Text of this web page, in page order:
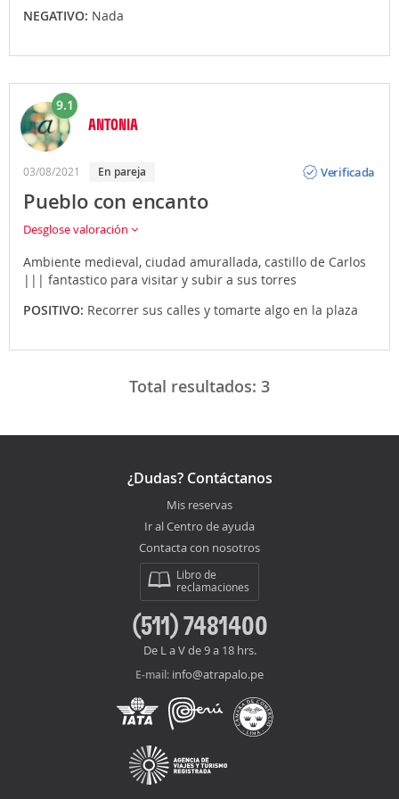
NEGATIVO: Nada
9.1
ANTONIA
03/08/2021 En pareja
Verificada
Pueblo con encanto
Desglose valoración
Ambiente medieval, ciudad amurallada, castillo de Carlos
||| fantastico para visitar y subir a sus torres
POSITIVO: Recorrer sus calles y tomarte algo en la plaza
Total resultados: 3
¿Dudas? Contáctanos
Mis reservas
Ir al Centro de ayuda
Contacta con nosotros
Libro de
reclamaciones
(511) 7481400
De L a V de 9 a 18 hrs.
E-mail: info@atrapalo.pe